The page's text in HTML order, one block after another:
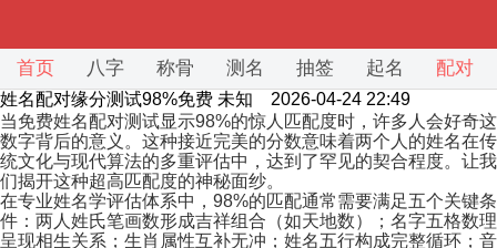
首页 八字 称骨 测名 抽签 起名 配对
姓名配对缘分测试98%免费 未知 2026-04-24 22:49
当免费姓名配对测试显示98%的惊人匹配度时，许多人会好奇这
数字背后的意义。这种接近完美的分数意味着两个人的姓名在传
统文化与现代算法的多重评估中，达到了罕见的契合程度。让我
们揭开这种超高匹配度的神秘面纱。
在专业姓名学评估体系中，98%的匹配通常需要满足五个关键条
件：两人姓氏笔画数形成吉祥组合（如天地数）；名字五格数理
呈现相生关系；生肖属性互补无冲；姓名五行构成完整循环；音